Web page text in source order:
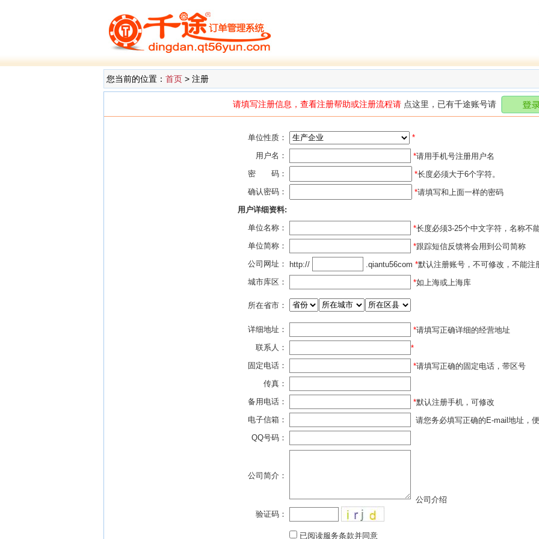
您当前的位置： 首页 > 注册
请填写注册信息，查看注册帮助或注册流程请 点这里，已有千途账号请
单位性质：
*
用户名：
*请用手机号注册用户名
密 码：
*长度必须大于6个字符。
确认密码：
*请填写和上面一样的密码
用户详细资料:
单位名称：
*长度必须3-25个中文字符，名称不
单位简称：
*跟踪短信反馈将会用到公司简称
公司网址：
http:// .qiantu56com *默认注册账号，不可修改，不能注
城市库区：
*如上海或上海库
所在省市：
详细地址： *请填写正确详细的经营地址
联系人：
*
固定电话：
*请填写正确的固定电话，带区号
传真：
备用电话：
*默认注册手机，可修改
电子信箱：
请您务必填写正确的E-mail地址，
QQ号码：
公司简介：
公司介绍
验证码：
已阅读服务条款并同意